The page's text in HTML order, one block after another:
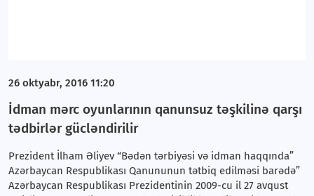
26 oktyabr, 2016 11:20
İdman mərc oyunlarının qanunsuz təşkilinə qarşı
tədbirlər gücləndirilir
Prezident İlham Əliyev “Bədən tərbiyəsi və idman haqqında”
Azərbaycan Respublikası Qanununun tətbiq edilməsi barədə”
Azərbaycan Respublikası Prezidentinin 2009-cu il 27 avqust